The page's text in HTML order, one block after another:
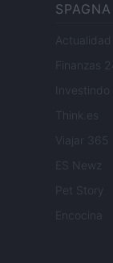
Actualidad
Finanzas
Think.es
Viajar 365
ES Newz
Pet Story
Encocina